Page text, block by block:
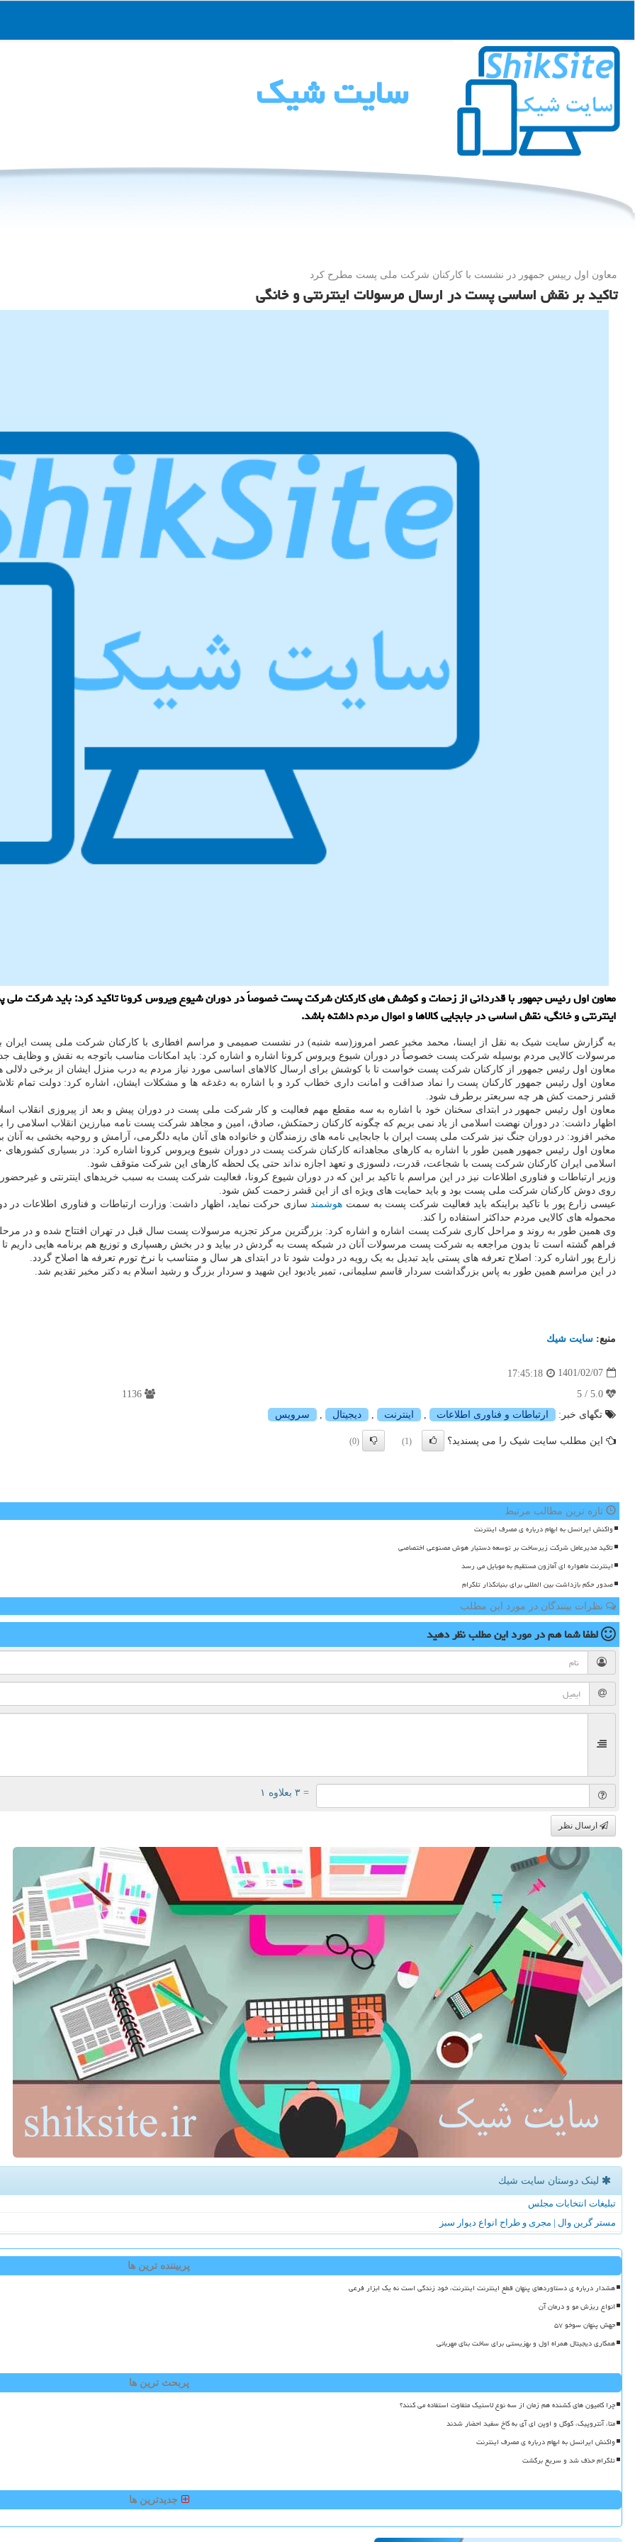
سایت شیك
معاون اول رییس جمهور در نشست با كاركنان شركت ملی پست مطرح كرد
تاکید بر نقش اساسی پست در ارسال مرسولات اینترنتی و خانگی
معاون اول رئیس جمهور با قدردانی از زحمات و کوشش های کارکنان شرکت پست خصوصاً در دوران شیوع ویروس کرونا تاکید کرد: باید شرکت
اینترنتی و خانگی، نقش اساسی در جابجایی کالاها و اموال مردم داشته باشد.
به گزارش سایت شیک به نقل از ایسنا، محمد مخبر عصر امروز(سه شنبه) در نشست صمیمی و مراسم افطاری با کارکنان شرکت ملی پست ایران
مرسولات کالایی مردم بوسیله شرکت پست خصوصاً در دوران شیوع ویروس کرونا اشاره و اشاره کرد: باید امکانات مناسب باتوجه به نقش و وظایف
معاون اول رئیس جمهور از کارکنان شرکت پست خواست تا با کوشش برای ارسال کالاهای اساسی مورد نیاز مردم به درب منزل ایشان از برخی
معاون اول رئیس جمهور کارکنان پست را نماد صداقت و امانت داری خطاب کرد و با اشاره به دغدغه ها و مشکلات ایشان، اشاره کرد: دولت تمام
قشر زحمت کش هر چه سریعتر برطرف شود.
معاون اول رئیس جمهور در ابتدای سخنان خود با اشاره به سه مقطع مهم فعالیت و کار شرکت ملی پست در دوران پیش و بعد از پیروزی
اظهار داشت: در دوران نهضت اسلامی از یاد نمی بریم که چگونه کارکنان زحمتکش، صادق، امین و مجاهد شرکت پست نامه مبارزین انقلاب اسلامی را
مخبر افزود: در دوران جنگ نیز شرکت ملی پست ایران با جابجایی نامه های رزمندگان و خانواده های آنان مایه دلگرمی، آرامش و روحیه بخشی به آنان
معاون اول رئیس جمهور همین طور با اشاره به کارهای مجاهدانه کارکنان شرکت پست در دوران شیوع ویروس کرونا اشاره کرد: در بسیاری
اسلامی ایران کارکنان شرکت پست با شجاعت، قدرت، دلسوزی و تعهد اجازه نداند حتی یک لحظه کارهای این شرکت متوقف شود.
وزیر ارتباطات و فناوری اطلاعات نیز در این مراسم با تاکید بر این که در دوران شیوع کرونا، فعالیت شرکت پست به سبب خریدهای اینترنتی و
روی دوش کارکنان شرکت ملی پست بود و باید حمایت های ویژه ای از این قشر زحمت کش شود.
عیسی زارع پور با تاکید براینکه باید فعالیت شرکت پست به سمت هوشمند سازی حرکت نماید، اظهار داشت: وزارت ارتباطات و فناوری اطلاعات در
محموله های کالایی مردم حداکثر استفاده را کند.
وی همین طور به روند و مراحل کاری شرکت پست اشاره و اشاره کرد: بزرگترین مرکز تجزیه مرسولات پست سال قبل در تهران افتتاح شده و در
فراهم گشته است تا بدون مراجعه به شرکت پست مرسولات آنان در شبکه پست به گردش در بیاید و در بخش رهسپاری و توزیع هم برنامه هایی داریم
زارع پور اشاره کرد: اصلاح تعرفه های پستی باید تبدیل به یک رویه در دولت شود تا در ابتدای هر سال و متناسب با نرخ تورم تعرفه ها اصلاح گردد.
در این مراسم همین طور به پاس بزرگداشت سردار قاسم سلیمانی، تمبر یادبود این شهید و سردار بزرگ و رشید اسلام به دکتر مخبر تقدیم شد.
منبع: سایت شیك
1401/02/07
17:45:18
تگهای خبر:
ارتباطات و فناوری اطلاعات , اینترنت , دیجیتال , سرویس
این مطلب سایت شیک را می پسندید؟ (1)
(0)
تازه ترین مطالب مرتبط
واکنش ایرانسل به ابهام درباره ی مصرف اینترنت
تاکید مدیرعامل شرکت زیرساخت بر توسعه دستیار هوش مصنوعی اختصاصی
اینترنت ماهواره ای آمازون مستقیم به موبایل می رسد
صدور حکم بازداشت بین المللی برای بنیانگذار تلگرام
نظرات بینندگان در مورد این مطلب
لطفا شما همدر مورد این مطلبنظر دهید
= ۳ بعلاوه ۱
ارسال نظر
لینک دوستان سایت شیك
تبلیغات انتخابات مجلس
مستر گرین وال | مجری و طراح انواع دیوار سبز
پربیننده ترین ها
هشدار درباره ی دستاوردهای پنهان قطع اینترنت اینترنت، خود زندگی است نه یک ابزار فرعی
انواع ریزش مو و درمان آن
جهش پنهان سوخو ۵۷
همکاری دیجیتال همراه اول و بهزیستی برای ساخت بنای مهربانی
پربحث ترین ها
چرا کامیون های کشنده هم زمان از سه نوع لاستیک متفاوت استفاده می کنند؟
متا، آنتروپیک، گوگل و اوپن ای آی به کاخ سفید احضار شدند
واکنش ایرانسل به ابهام درباره ی مصرف اینترنت
تلگرام حذف شد و سریع برگشت
جدیدترین ها